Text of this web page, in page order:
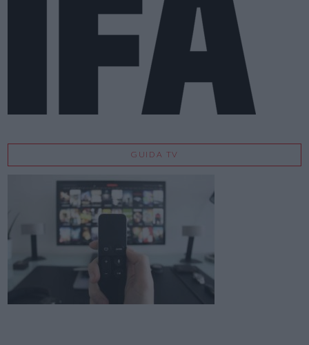
GUIDA TV